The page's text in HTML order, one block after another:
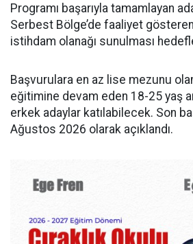
Programı başarıyla tamamlayan
Serbest Bölge’de faaliyet
istihdam olanağı sunulması
Başvurulara en az lise mezunu
eğitimine devam eden 18-25 yaş
erkek adaylar katılabilecek. Son
Ağustos 2026 olarak açıklandı.